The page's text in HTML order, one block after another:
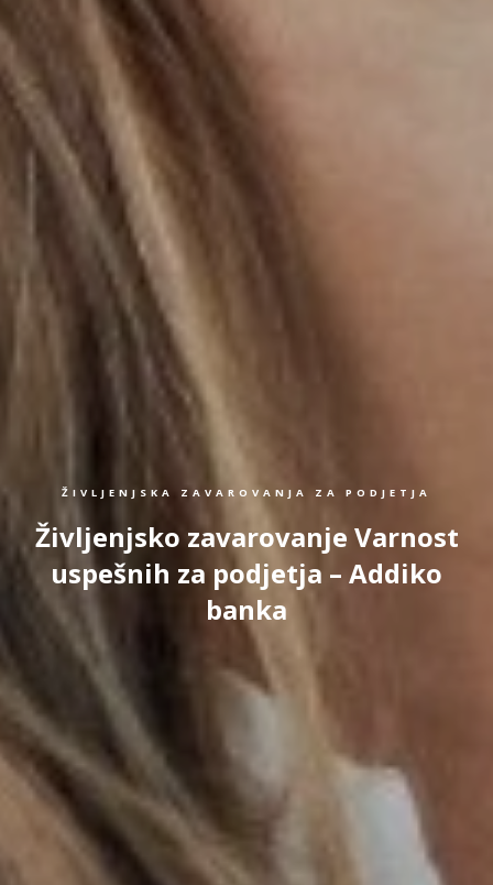
ŽIVLJENJSKA ZAVAROVANJA ZA PODJETJA
Življenjsko zavarovanje Varnost
uspešnih za podjetja – Addiko
banka